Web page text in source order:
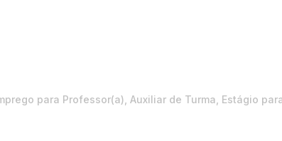
para Professor(a), Auxiliar de Turma, Estágio para Logística e Estágio